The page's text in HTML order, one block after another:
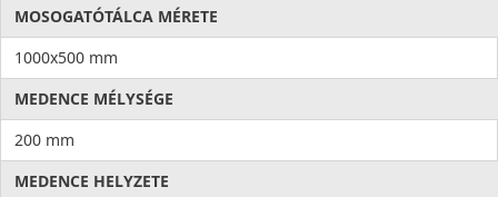
MOSOGATÓTÁLCA MÉRETE
1000x500 mm
MEDENCE MÉLYSÉGE
200 mm
MEDENCE HELYZETE